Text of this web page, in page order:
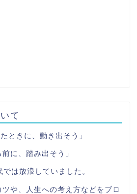
て
ときに、動き出そう」
に、踏み出そう」
は放浪していました。
や、人生への考え方などをブロ